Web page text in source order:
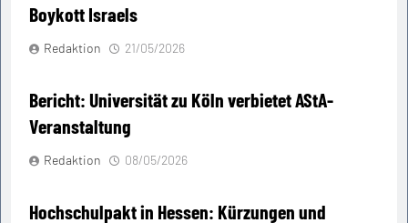
Boykott Israels
Redaktion 21/05/2026
Bericht: Universität zu Köln verbietet AStA-
Veranstaltung
Redaktion 08/05/2026
Hochschulpakt in Hessen: Kürzungen und